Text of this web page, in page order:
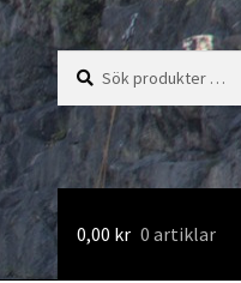
Sök
efter:
Sök
0,00 kr 0 artiklar